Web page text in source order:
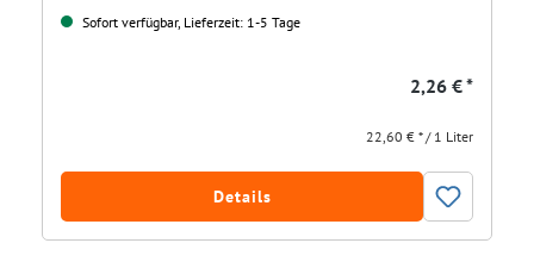
Sofort verfügbar, Lieferzeit: 1-5 Tage
2,26 € *
22,60 € * / 1 Liter
Details